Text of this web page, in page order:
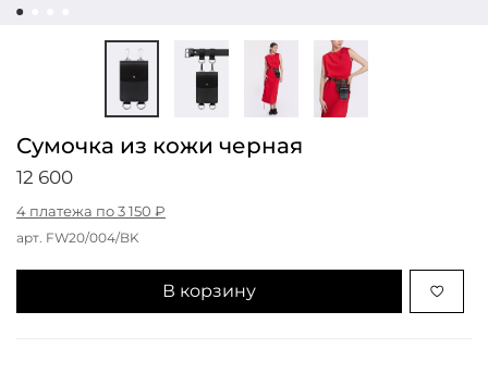
арт. FW20/004/BK
Сумочка из кожи черная
12 600
4 платежа по 3 150 ₽
В корзину